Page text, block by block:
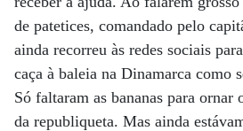
de patetices, comandado pelo
ainda recorreu às redes sociais
caça à baleia na Dinamarca como
Só faltaram as bananas para
da republiqueta. Mas ainda